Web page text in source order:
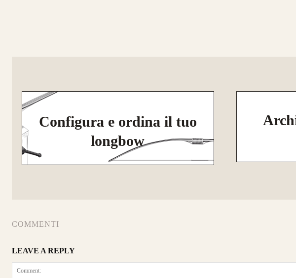
Configura e ordina il tuo
longbow
COMMENTI
LEAVE A REPLY